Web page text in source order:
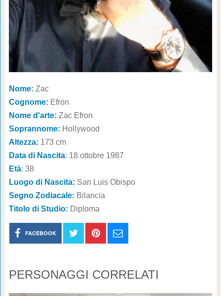
Nome: Zac
Cognome: Efron
Nome d'arte: Zac Efron
Soprannome: Hollywood
Altezza: 173 cm
Data di Nascita: 18 ottobre 1987
Età: 38
Luogo di Nascita: San Luis Obispo
Segno Zodiacale: Bilancia
Titolo di Studio: Diploma
FACEBOOK
PERSONAGGI CORRELATI